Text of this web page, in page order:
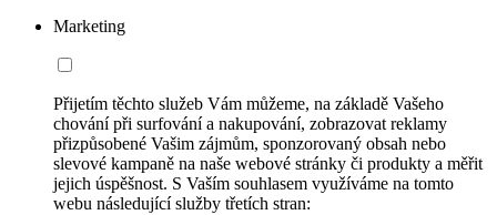
Marketing
Přijetím těchto služeb Vám můžeme, na základě Vašeho
chování při surfování a nakupování, zobrazovat reklamy
přizpůsobené Vašim zájmům, sponzorovaný obsah nebo
slevové kampaně na naše webové stránky či produkty a měřit
jejich úspěšnost. S Vaším souhlasem využíváme na tomto
webu následující služby třetích stran: